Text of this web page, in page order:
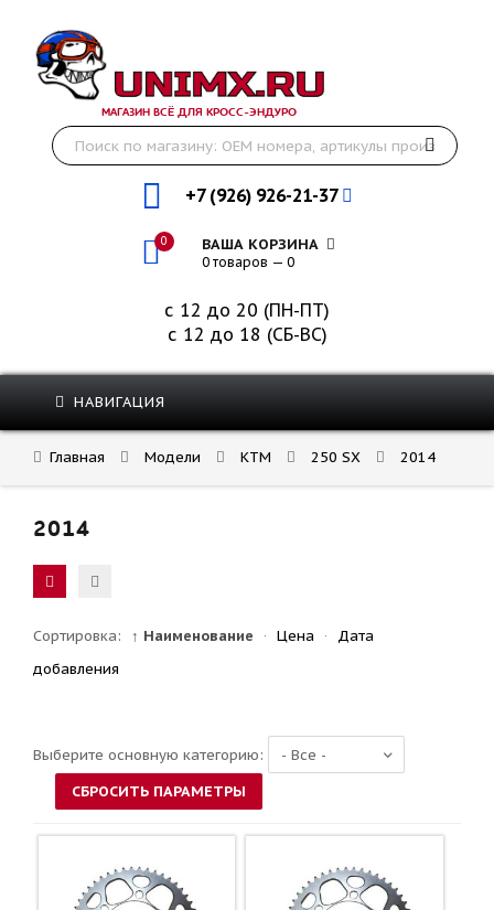
МАГАЗИН ВСЁ ДЛЯ КРОСС-ЭНДУРО
+7 (926) 926-21-37
0 ВАША КОРЗИНА
0 товаров — 0
с 12 до 20 (ПН-ПТ)
с 12 до 18 (СБ-ВС)
НАВИГАЦИЯ
Главная Модели KTM 250 SX 2014
2014
Сортировка: ↑ Наименование · Цена ·
Дата
добавления
Выберите основную категорию: